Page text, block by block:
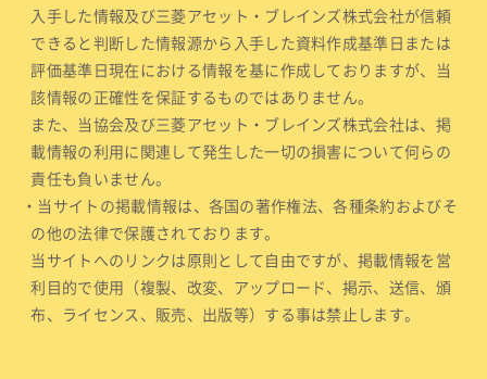
入手した情報及び三菱アセット・ブレインズ株式会社が信頼
できると判断した情報源から入手した資料作成基準日または
評価基準日現在における情報を基に作成しておりますが、当
該情報の正確性を保証するものではありません。
また、当協会及び三菱アセット・ブレインズ株式会社は、掲
載情報の利用に関連して発生した一切の損害について何らの
責任も負いません。
・当サイトの掲載情報は、各国の著作権法、各種条約およびそ
の他の法律で保護されております。
当サイトへのリンクは原則として自由ですが、掲載情報を営
利目的で使用（複製、改変、アップロード、掲示、送信、頒
布、ライセンス、販売、出版等）する事は禁止します。